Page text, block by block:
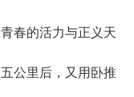
春的活力与正义天
公里后，又用卧推